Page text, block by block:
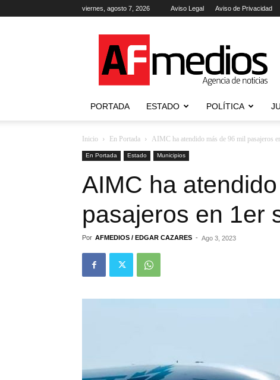
viernes, agosto 7, 2026 Aviso Legal Aviso de Privacidad
Agencia
de
Noticias
PORTADA ESTADO POLÍTICA
Inicio En Portada AIMC ha atendido más de 96 mil pasajeros
En Portada Estado Municipios
AIMC ha
pasajeros en 1er
Por AFMEDIOS / EDGAR CAZARES - Ago 3, 2023